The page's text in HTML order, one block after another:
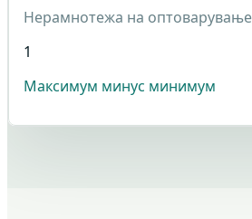
Нерамнотежа на оптоварување
1
Максимум минус минимум